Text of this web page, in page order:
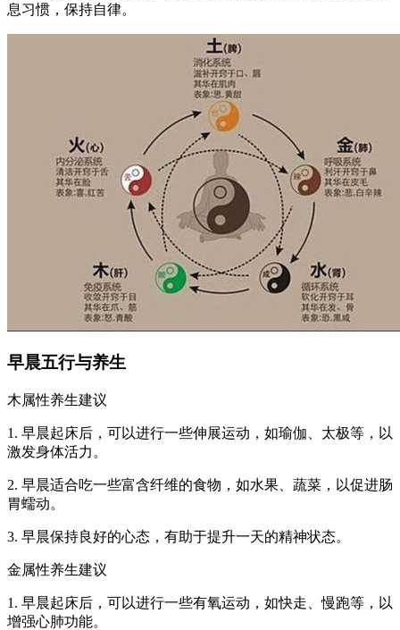
息习惯，保持自律。
早晨五行与养生
木属性养生建议
1. 早晨起床后，可以进行一些伸展运动，如瑜伽、太极等，以
激发身体活力。
2. 早晨适合吃一些富含纤维的食物，如水果、蔬菜，以促进肠
胃蠕动。
3. 早晨保持良好的心态，有助于提升一天的精神状态。
金属性养生建议
1. 早晨起床后，可以进行一些有氧运动，如快走、慢跑等，以
增强心肺功能。